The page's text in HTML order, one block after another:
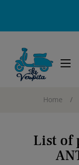
☰
Home
List of